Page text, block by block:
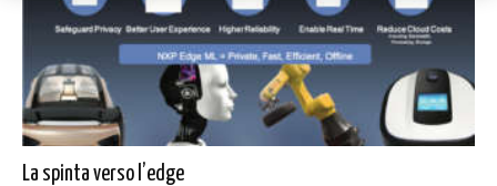
La spinta verso l’edge